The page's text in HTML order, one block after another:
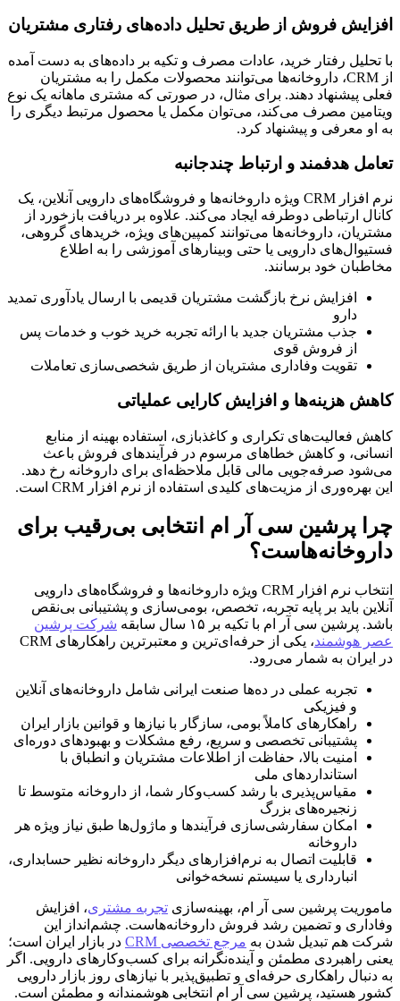
افزایش فروش از طریق تحلیل داده‌های رفتاری مشتریان
با تحلیل رفتار خرید، عادات مصرف و تکیه بر داده‌های به دست آمده
از CRM، داروخانه‌ها می‌توانند محصولات مکمل را به مشتریان
فعلی پیشنهاد دهند. برای مثال، در صورتی که مشتری ماهانه یک نوع
ویتامین مصرف می‌کند، می‌توان مکمل یا محصول مرتبط دیگری را
به او معرفی و پیشنهاد کرد.
تعامل هدفمند و ارتباط چندجانبه
نرم افزار CRM ویژه داروخانه‌ها و فروشگاه‌های دارویی آنلاین، یک
کانال ارتباطی دوطرفه ایجاد می‌کند. علاوه بر دریافت بازخورد از
مشتریان، داروخانه‌ها می‌توانند کمپین‌های ویژه، خریدهای گروهی،
فستیوال‌های دارویی یا حتی وبینارهای آموزشی را به اطلاع
مخاطبان خود برسانند.
افزایش نرخ بازگشت مشتریان قدیمی با ارسال یادآوری تمدید
دارو
جذب مشتریان جدید با ارائه تجربه خرید خوب و خدمات پس
از فروش قوی
تقویت وفاداری مشتریان از طریق شخصی‌سازی تعاملات
کاهش هزینه‌ها و افزایش کارایی عملیاتی
کاهش فعالیت‌های تکراری و کاغذبازی، استفاده بهینه از منابع
انسانی، و کاهش خطاهای مرسوم در فرآیندهای فروش باعث
می‌شود صرفه‌جویی مالی قابل ملاحظه‌ای برای داروخانه رخ دهد.
این بهره‌وری از مزیت‌های کلیدی استفاده از نرم افزار CRM است.
چرا پرشین سی آر ام انتخابی بی‌رقیب برای
داروخانه‌هاست؟
انتخاب نرم افزار CRM ویژه داروخانه‌ها و فروشگاه‌های دارویی
آنلاین باید بر پایه تجربه، تخصص، بومی‌سازی و پشتیبانی بی‌نقص
باشد. پرشین سی آر ام با تکیه بر ۱۵ سال سابقه
شرکت پرشین
عصر هوشمند
، یکی از حرفه‌ای‌ترین و معتبرترین راهکارهای CRM
در ایران به شمار می‌رود.
تجربه عملی در ده‌ها صنعت ایرانی شامل داروخانه‌های آنلاین
و فیزیکی
راهکارهای کاملاً بومی، سازگار با نیازها و قوانین بازار ایران
پشتیبانی تخصصی و سریع، رفع مشکلات و بهبودهای دوره‌ای
امنیت بالا، حفاظت از اطلاعات مشتریان و انطباق با
استانداردهای ملی
مقیاس‌پذیری با رشد کسب‌وکار شما، از داروخانه متوسط تا
زنجیره‌های بزرگ
امکان سفارشی‌سازی فرآیندها و ماژول‌ها طبق نیاز ویژه هر
داروخانه
قابلیت اتصال به نرم‌افزارهای دیگر داروخانه نظیر حسابداری،
انبارداری یا سیستم نسخه‌خوانی
ماموریت پرشین سی آر ام، بهینه‌سازی تجربه مشتری، افزایش
وفاداری و تضمین رشد فروش داروخانه‌هاست. چشم‌انداز این
شرکت هم تبدیل شدن به مرجع تخصصی CRM
در بازار ایران است؛
یعنی راهبردی مطمئن و آینده‌نگرانه برای کسب‌وکارهای دارویی. اگر
به دنبال راهکاری حرفه‌ای و تطبیق‌پذیر با نیازهای روز بازار دارویی
کشور هستید، پرشین سی آر ام انتخابی هوشمندانه و مطمئن است.